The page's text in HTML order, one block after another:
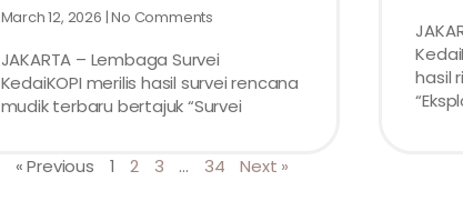
March 12, 2026 No Comments
JAKARTA – Lembaga Survei
KedaiKOPI merilis hasil survei rencana
mudik terbaru bertajuk “Survei
hasil
« Previous 1 2 3 … 34 Next »